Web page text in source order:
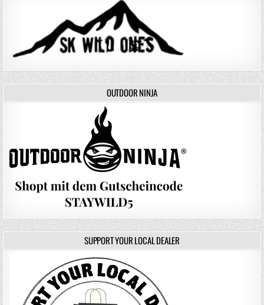
OUTDOOR NINJA
SUPPORT YOUR LOCAL DEALER